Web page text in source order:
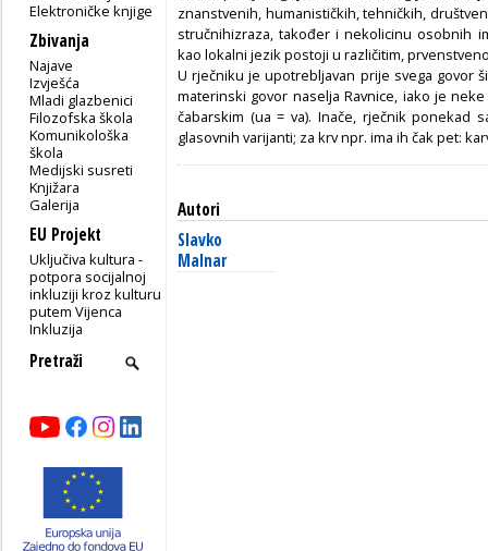
Elektroničke knjige
Zbivanja
Najave
Izvješća
Mladi glazbenici
Filozofska škola
Komunikološka
škola
Medijski susreti
Knjižara
Galerija
EU Projekt
Uključiva kultura -
potpora socijalnoj
inkluziji kroz kulturu
putem Vijenca
Inkluzija
znanstvenih, humanističkih, tehničkih,
stručnihizraza, također i nekolicinu osobnih
kao lokalni jezik postoji u različitim,
U rječniku je upotrebljavan prije svega govor
materinski govor naselja Ravnice, iako je
čabarskim (ua = va). Inače, rječnik
glasovnih varijanti; za krv npr. ima ih čak pet:
Autori
Slavko
Malnar